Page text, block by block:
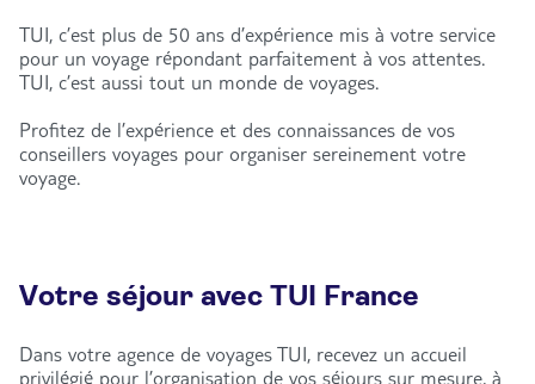
TUI, c’est plus de 50 ans d’expérience mis à votre service
pour un voyage répondant parfaitement à vos attentes.
TUI, c’est aussi tout un monde de voyages.
Profitez de l’expérience et des connaissances de vos
conseillers voyages pour organiser sereinement votre
voyage.
Votre séjour avec TUI France
Dans votre agence de voyages TUI, recevez un accueil
privilégié pour l’organisation de vos séjours sur mesure, à